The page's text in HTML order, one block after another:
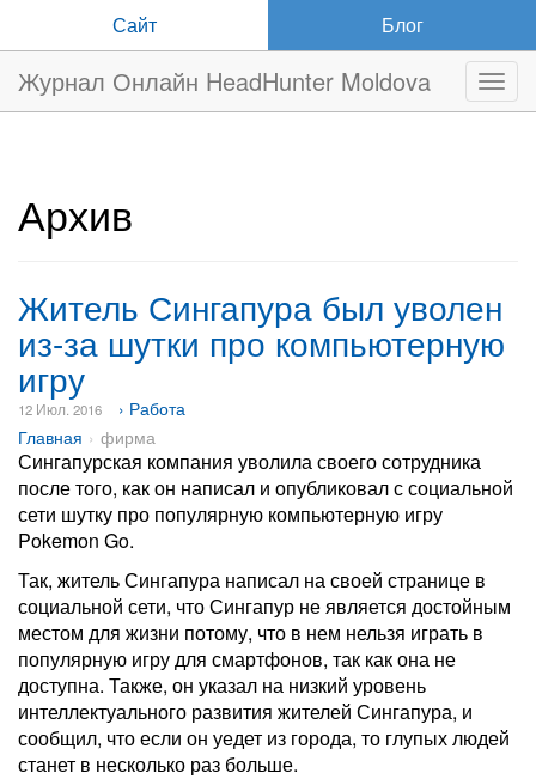
Сайт Блог
Журнал Онлайн HeadHunter Moldova
Архив
Житель Сингапура был уволен
из-за шутки про компьютерную
игру
12 Июл. 2016
› Работа
Главная
фирма
Сингапурская компания уволила своего сотрудника
после того, как он написал и опубликовал с социальной
сети шутку про популярную компьютерную игру
Pokemon Go.
Так, житель Сингапура написал на своей странице в
социальной сети, что Сингапур не является достойным
местом для жизни потому, что в нем нельзя играть в
популярную игру для смартфонов, так как она не
доступна. Также, он указал на низкий уровень
интеллектуального развития жителей Сингапура, и
сообщил, что если он уедет из города, то глупых людей
станет в несколько раз больше.